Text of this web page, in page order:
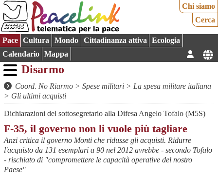
Chi siamo
Cerca
Pace Cultura Mondo Cittadinanza attiva
Ecologia
Calendario
Mappa
Disarmo
Coord. No Riarmo >Spese militari > La spesa militare italiana
> Gli ultimi acquisti
Dichiarazioni del sottosegretario alla Difesa Angelo Tofalo (M5S)
F-35, il governo non li vuole più tagliare
Anzi critica il governo Monti che ridusse gli acquisti. Ridurre
l'acquisto da 131 esemplari a 90 nel 2012 avrebbe - secondo Tofalo
- rischiato di "compromettere le capacità operative del nostro
Paese"